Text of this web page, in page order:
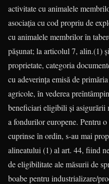
activitate cu animalele
asociația cu cod propriu de
cu animalele membrilor în
pășunat; la articolul 7, alin.(1)
proprietate, categoria
cu adeverința emisă de
agricole, în vederea
beneficiari eligibili și asigurării
a fondurilor europene. Pentru
cuprinse în ordin, s-au mai
alineatului (1) al art. 44, fiind
de eligibilitate ale măsurii de
boabe pentru indus­trializare/